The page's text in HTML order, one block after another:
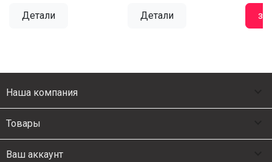
Детали Детали
Наша компания
Товары
Ваш аккаунт